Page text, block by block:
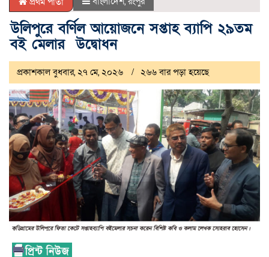
উলিপুরে বর্ণিল আয়োজনে সপ্তাহ ব্যাপি ২৯তম
বই মেলার উদ্বোধন
প্রকাশকাল বুধবার, ২৭ মে, ২০২৬ ২৬৬ বার পড়া হয়েছে